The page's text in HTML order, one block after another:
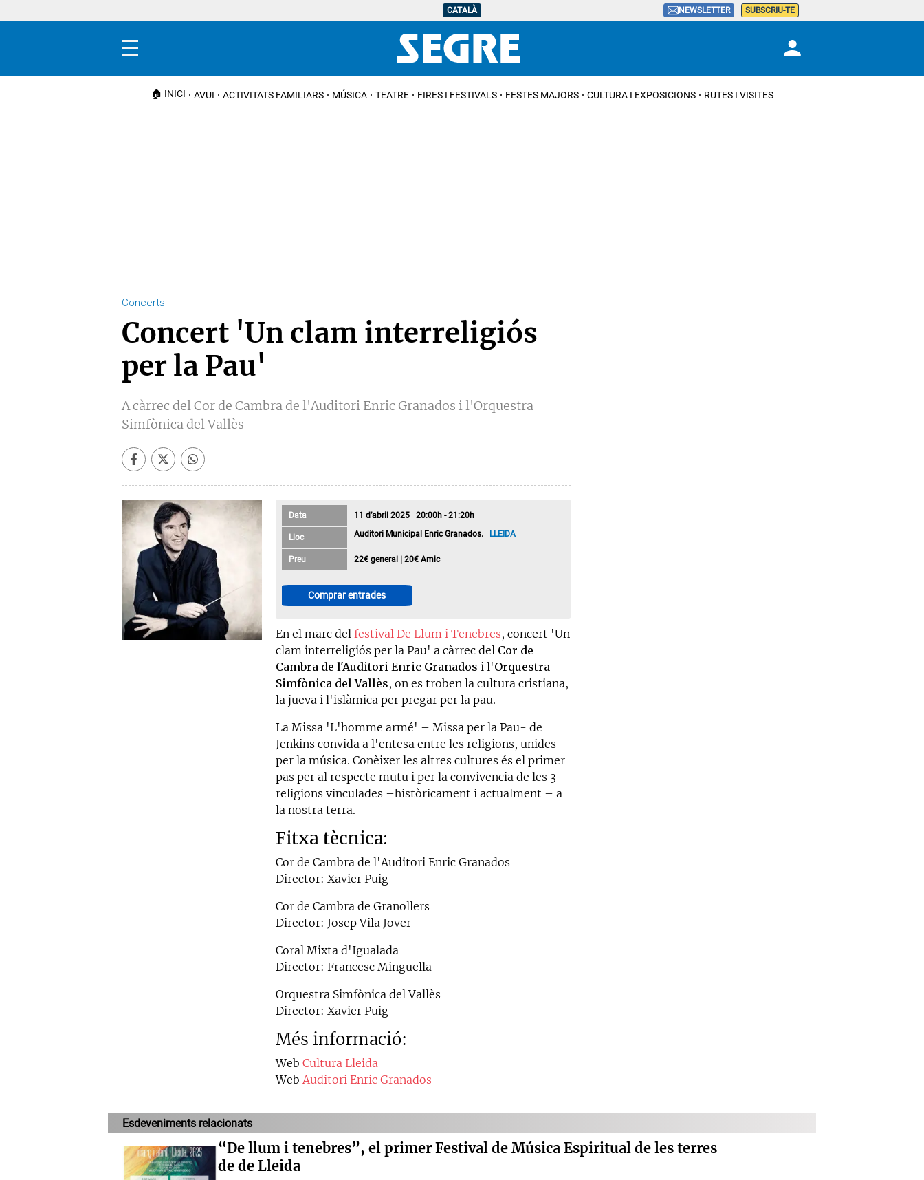
CATALÀ NEWSLETTER SUBSCRIU-TE
Menú
🏠 INICI AVUI ACTIVITATS FAMILIARS MÚSICA TEATRE FIRES I FESTIVALS FESTES MAJORS CULTURA I EXPOSICIONS RUTES I VISITES
Concerts
Concert 'Un clam interreligiós
per la Pau'
A càrrec del Cor de Cambra de l'Auditori Enric Granados i l'Orquestra
Simfònica del Vallès
Data 11 d’abril 2025 20:00h - 21:20h
Lloc Auditori Municipal Enric Granados. LLEIDA
Preu 22€ general | 20€ Amic
Comprar entrades
En el marc delfestival De Llum i Tenebres, concert 'Un
clam interreligiós per la Pau' a càrrec del Cor de
Cambra de l'Auditori Enric Granados i l'Orquestra
Simfònica del Vallès, on es troben la cultura cristiana,
la jueva i l'islàmica per pregar per la pau.
La Missa 'L'homme armé' – Missa per la Pau- de
Jenkins convida a l'entesa entre les religions, unides
per la música. Conèixer les altres cultures és el primer
pas per al respecte mutu i per la convivencia de les 3
religions vinculades –històricament i actualment – a
la nostra terra.
Fitxa tècnica:
Cor de Cambra de l'Auditori Enric Granados
Director: Xavier Puig
Cor de Cambra de Granollers
Director: Josep Vila Jover
Coral Mixta d'Igualada
Director: Francesc Minguella
Orquestra Simfònica del Vallès
Director: Xavier Puig
Més informació:
WebCultura Lleida
Web Auditori Enric Granados
Esdeveniments relacionats
“De llum i tenebres”, el primer Festival de Música Espiritual de les terres
de de Lleida